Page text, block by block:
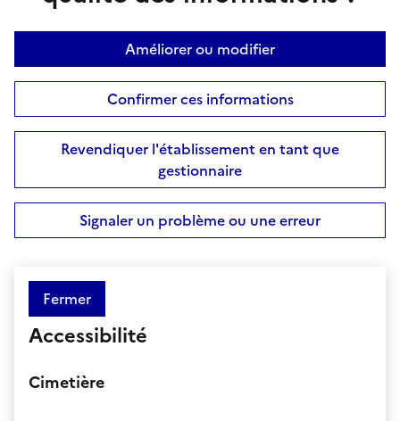
Améliorer ou modifier
Confirmer ces informations
Revendiquer l'établissement en tant que
gestionnaire
Signaler un problème ou une erreur
Fermer
Accessibilité
Cimetière